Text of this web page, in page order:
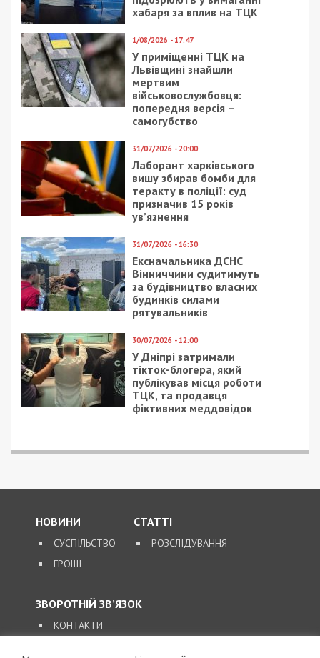
хабаря за вплив на ТЦК
1/08/2026 - 17:47
У приміщенні ТЦК на
Львівщині знайшли
мертвим
військовослужбовця:
попередня версія –
самогубство
31/07/2026 - 20:00
Лаборант харківського
вишу збирав бомби для
теракту в поліції: суд
призначив 15 років
ув’язнення
31/07/2026 - 16:30
Ексначальника ДСНС
Вінниччини судитимуть
за будівництво власних
будинків силами
рятувальників
30/07/2026 - 12:00
У Дніпрі затримали
тікток-блогера, який
публікував місця роботи
ТЦК, та продавця
фіктивних меддовідок
НОВИНИ
СУСПІЛЬСТВО
ГРОШІ
СТАТТІ
РОЗСЛІДУВАННЯ
ЗВОРОТНІЙ ЗВ’ЯЗОК
КОНТАКТИ